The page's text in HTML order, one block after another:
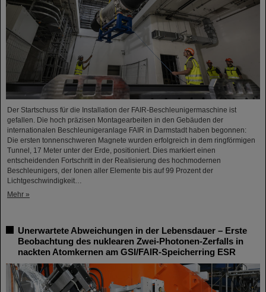
Der Startschuss für die Installation der FAIR-Beschleunigermaschine ist
gefallen. Die hoch präzisen Montagearbeiten in den Gebäuden der
internationalen Beschleunigeranlage FAIR in Darmstadt haben begonnen:
Die ersten tonnenschweren Magnete wurden erfolgreich in dem ringförmigen
Tunnel, 17 Meter unter der Erde, positioniert. Dies markiert einen
entscheidenden Fortschritt in der Realisierung des hochmodernen
Beschleunigers, der Ionen aller Elemente bis auf 99 Prozent der
Lichtgeschwindigkeit…
Mehr »
Unerwartete Abweichungen in der Lebensdauer – Erste
Beobachtung des nuklearen Zwei-Photonen-Zerfalls in
nackten Atomkernen am GSI/FAIR-Speicherring ESR